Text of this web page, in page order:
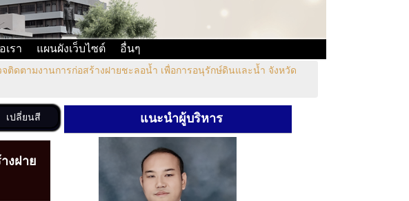
เรา แผนผังเว็บไซต์ อื่นๆ
ดตามงานการก่อสร้างฝายชะลอน้ำ เพื่อการอนุรักษ์ดินและน้ำ จังหวัด
งฝาย
เปลี่ยนสี แนะนำผู้บริหาร